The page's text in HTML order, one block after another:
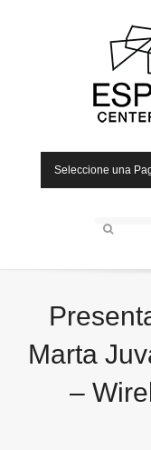
Seleccione una
Marta
–